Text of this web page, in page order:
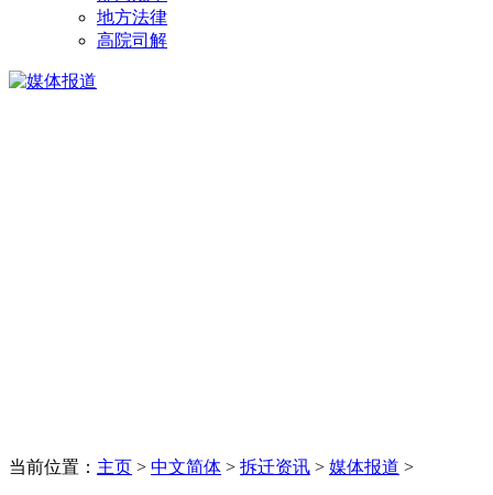
地方法律
高院司解
当前位置： 主页 > 中文简体 > 拆迁资讯 > 媒体报道 >